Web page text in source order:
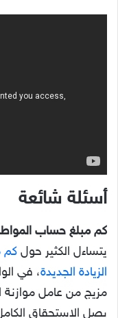
أسئلة شائعة
كم مبلغ حساب المواطن
يتساءل الكثير حول كم
الزيادة الجديدة، في
مزيج من عامل موازنة